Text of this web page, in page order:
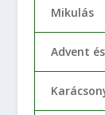
Mikulás
Advent